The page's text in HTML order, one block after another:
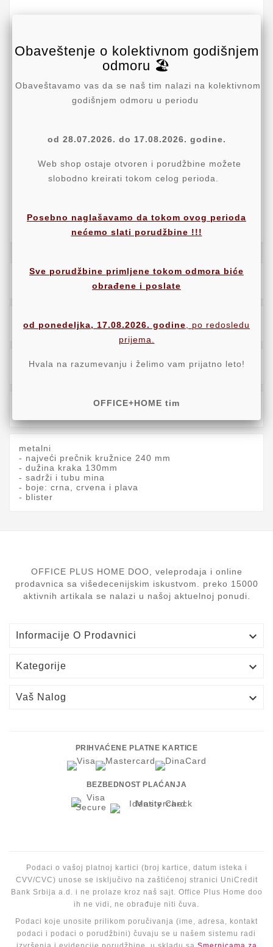
Write your review
Politika Isporuke
Politika Povraćaja
Opis
Detalji
Oznake
Komentari proizvoda
metalni
- najveći prečnik kružnice 240 mm
- dužina kraka 130mm
- sadrži i tubu mina
- boje: crna, crvena i plava
- blister
OFFICE PLUS HOME DOO, veleprodaja i online
prodavnica sa višedecenijskim iskustvom. preko 15000
aktivnih artikala se nalazi u našoj aktuelnoj ponudi.
Informacije O Prodavnici 
Kategorije 
Vaš Nalog 
PRIHVAĆENE PLATNE KARTICE
BEZBEDNOST PLAĆANJA
Podaci o vašoj platnoj kartici (broj kartice, datum isteka i
CVV/CVC) unose se isključivo na zaštićenoj stranici UniCredit
Bank Srbija a.d. i ne prolaze kroz naš sajt. Office Plus Home doo
ih ne vidi, ne obrađuje niti čuva.
Podaci koje unosite prilikom poručivanja (ime, adresa, kontakt
podaci i podaci o porudžbini) čuvaju se u našem sistemu radi
Obaveštenje o kolektivnom godišnjem
odmoru 🏖️
Obaveštavamo vas da se naš tim nalazi na kolektivnom
godišnjem odmoru u periodu
od 28.07.2026. do 17.08.2026. godine.
Web shop ostaje otvoren i porudžbine možete
slobodno kreirati tokom celog perioda.
Posebno naglašavamo da tokom ovog perioda
nećemo slati porudžbine !!!
Sve porudžbine primljene tokom odmora biće
obrađene i poslate
od ponedeljka, 17.08.2026. godine , po redosledu
prijema.
Hvala na razumevanju i želimo vam prijatno leto!
OFFICE+HOME tim